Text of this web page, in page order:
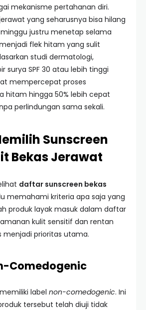
mekanisme pertahanan diri.
yang seharusnya bisa hilang
justru menetap selama
flek hitam yang sulit
studi dermatologi,
surya SPF 30 atau lebih tinggi
mempercepat proses
hitam hingga 50% lebih cepat
perlindungan sama sekali.
Sunscreen
Bekas Jerawat
daftar sunscreen bekas
memahami kriteria apa saja yang
produk layak masuk dalam daftar
kulit sensitif dan rentan
menjadi prioritas utama.
Comedogenic
label non-comedogenic. Ini
tersebut telah diuji tidak